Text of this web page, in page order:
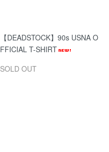
【DEADSTOCK】90s USNA O
FFICIAL T-SHIRT
SOLD OUT